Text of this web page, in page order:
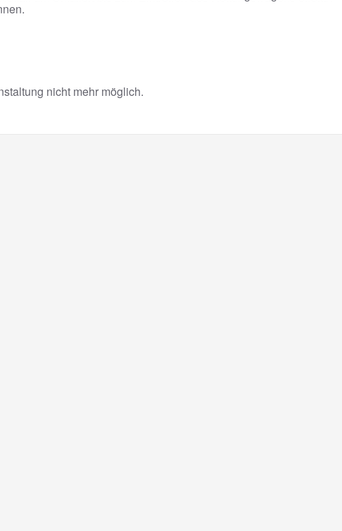
nicht mehr möglich.